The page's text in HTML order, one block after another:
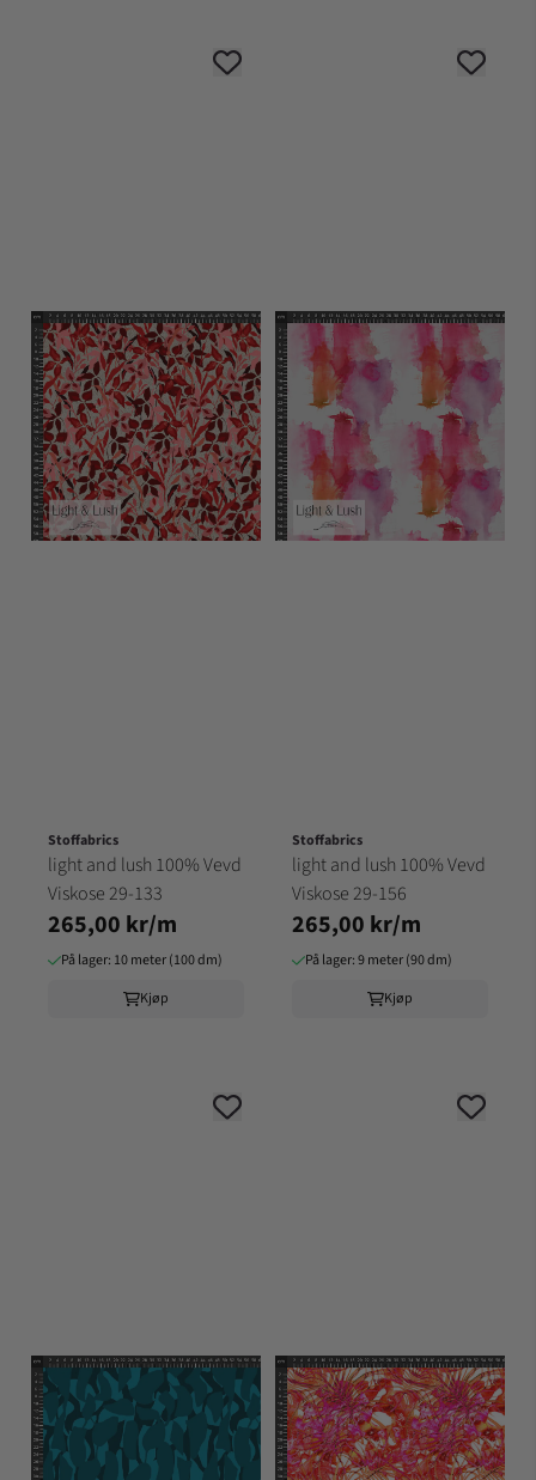
Stoffabrics
light and lush 100% Vevd
Viskose 29-133
265,00 kr/m
På lager: 10 meter (100 dm)
Kjøp
Stoffabrics
light and lush 100% Vevd
Viskose 29-156
265,00 kr/m
På lager: 9 meter (90 dm)
Kjøp